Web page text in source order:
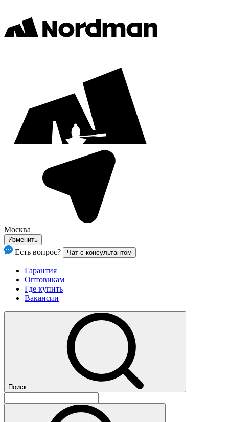
Москва
Изменить
Есть вопрос? Чат с консультантом
Гарантия
Оптовикам
Где купить
Вакансии
Поиск